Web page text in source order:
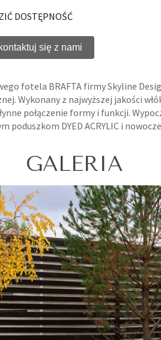
DOSTĘPNOŚĆ
się z nami
fotela BRAFTA firmy Skyline
Wykonany z najwyższej jakości
połączenie formy i funkcji.
poduszkom DYED ACRYLIC i
GALERIA